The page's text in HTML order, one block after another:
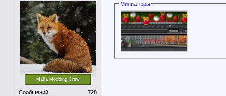
Mafia Modding Crew
Сообщений:
728
Миниатюры